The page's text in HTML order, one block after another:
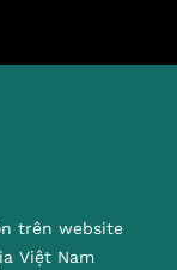
trên website
Việt Nam